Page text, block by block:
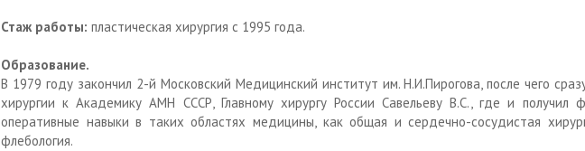
Стаж работы: пластическая хирургия с 1995 года.
Образование.
В 1979 году закончил 2-й Московский Медицинский институт им. Н.И.Пирогова, после чего
хирургии к Академику АМН СССР, Главному хирургу России Савельеву В.С., где и получил
оперативные навыки в таких областях медицины, как общая и сердечно-сосудистая
флебология.